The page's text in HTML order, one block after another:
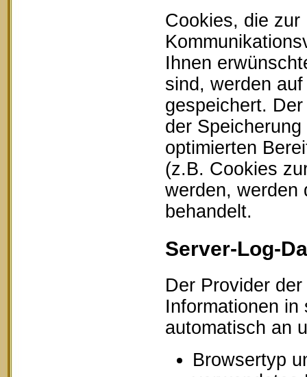
Cookies, die zur
Ihnen
sind, werden
gespeichert.
der
optimierten
(z.B. Cookies
werden, werden
behandelt.
Server-Log-
Der Provider
Informationen
automatisch an
Browsertyp